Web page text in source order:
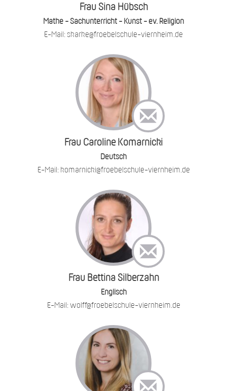
Frau Sina Hübsch
Mathe - Sachunterricht - Kunst - ev. Religion
E-Mail: skarke@froebelschule-viernheim.de
Frau Caroline Komarnicki
Deutsch
E-Mail: komarnicki@froebelschule-viernheim.de
Frau Bettina Silberzahn
Englisch
E-Mail: wolff@froebelschule-viernheim.de